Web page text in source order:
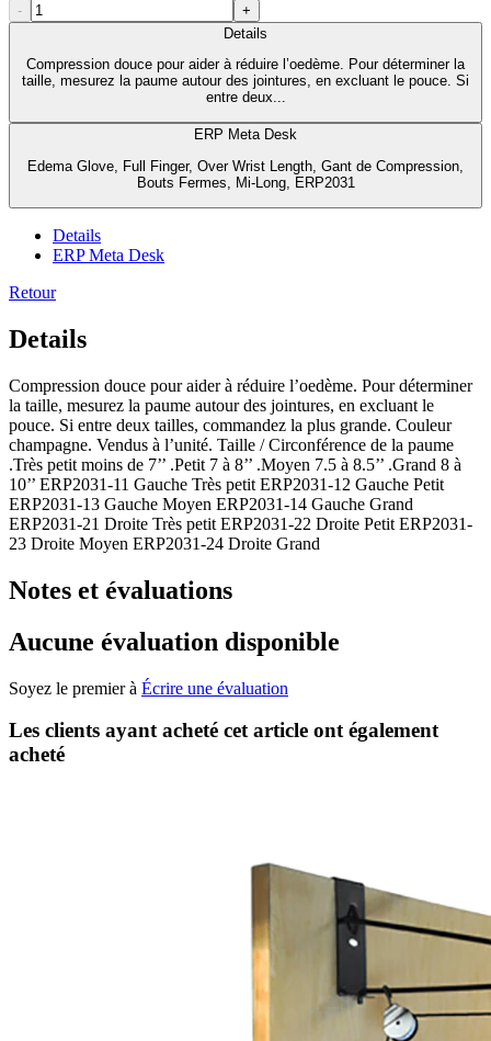
-
+
Details
Compression douce pour aider à réduire l’oedème. Pour déterminer la
taille, mesurez la paume autour des jointures, en excluant le pouce. Si
entre deux...
ERP Meta Desk
Edema Glove, Full Finger, Over Wrist Length, Gant de Compression,
Bouts Fermes, Mi-Long, ERP2031
Details
ERP Meta Desk
Retour
Details
Compression douce pour aider à réduire l’oedème. Pour déterminer
la taille, mesurez la paume autour des jointures, en excluant le
pouce. Si entre deux tailles, commandez la plus grande. Couleur
champagne. Vendus à l’unité. Taille / Circonférence de la paume
.Très petit moins de 7’’ .Petit 7 à 8’’ .Moyen 7.5 à 8.5’’ .Grand 8 à
10’’ ERP2031-11 Gauche Très petit ERP2031-12 Gauche Petit
ERP2031-13 Gauche Moyen ERP2031-14 Gauche Grand
ERP2031-21 Droite Très petit ERP2031-22 Droite Petit ERP2031-
23 Droite Moyen ERP2031-24 Droite Grand
Notes et évaluations
Aucune évaluation disponible
Soyez le premier à Écrire une évaluation
Les clients ayant acheté cet article ont également
acheté